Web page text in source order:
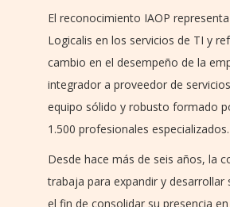
El reconocimiento IAOP
Logicalis en los servicios de TI y
cambio en el desempeño de la
integrador a proveedor de
equipo sólido y robusto formado
1.500 profesionales especializados.
Desde hace más de seis años, la
trabaja para expandir y desarrollar
el fin de consolidar su presencia